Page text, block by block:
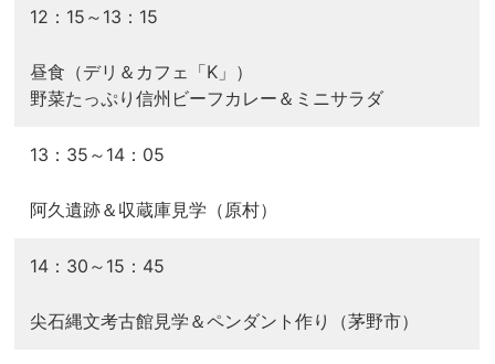
12：15～13：15
昼食（デリ＆カフェ「K」）
野菜たっぷり信州ビーフカレー＆ミニサラダ
13：35～14：05
阿久遺跡＆収蔵庫見学（原村）
14：30～15：45
尖石縄文考古館見学＆ペンダント作り（茅野市）